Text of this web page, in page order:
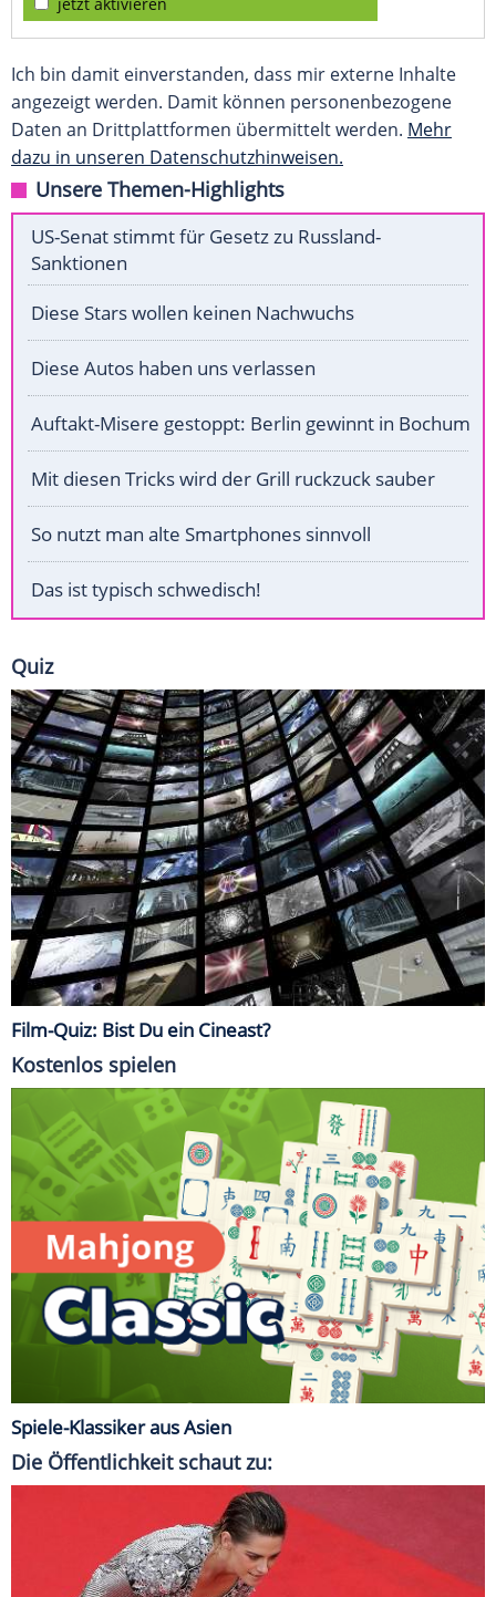
jetzt aktivieren
Ich bin damit einverstanden, dass mir externe Inhalte
angezeigt werden. Damit können personenbezogene
Daten an Drittplattformen übermittelt werden. Mehr
dazu in unseren Datenschutzhinweisen.
Unsere Themen-Highlights
US-Senat stimmt für Gesetz zu Russland-
Sanktionen
Diese Stars wollen keinen Nachwuchs
Diese Autos haben uns verlassen
Auftakt-Misere gestoppt: Berlin gewinnt in Bochum
Mit diesen Tricks wird der Grill ruckzuck sauber
So nutzt man alte Smartphones sinnvoll
Das ist typisch schwedisch!
Quiz
Film-Quiz: Bist Du ein Cineast?
Kostenlos spielen
Spiele-Klassiker aus Asien
Die Öffentlichkeit schaut zu: